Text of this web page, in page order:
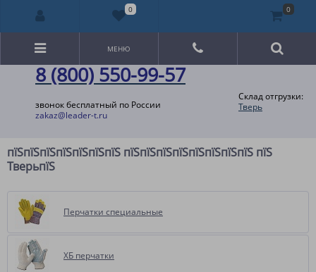
8 (800) 550-99-57
звонок бесплатный по России
zakaz@leader-t.ru
Склад отгрузки:
Тверь
МЕНЮ
пїЅпїЅпїЅпїЅпїЅпїЅпїЅ пїЅпїЅпїЅпїЅпїЅпїЅпїЅпїЅ пїЅ
ТверьпїЅ
Перчатки специальные
ХБ перчатки
0 0